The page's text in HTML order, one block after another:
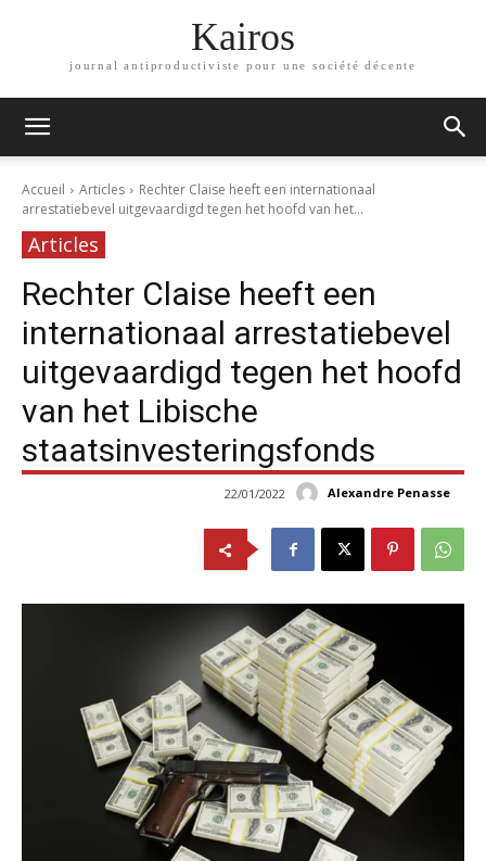
Kairos
journal antiproductiviste pour une société décente
Accueil Articles
Rechter Claise heeft een internationaal
arrestatiebevel uitgevaardigd tegen het hoofd van het...
Articles
Rechter Claise heeft een
internationaal arrestatiebevel
uitgevaardigd tegen het hoofd
van het Libische
staatsinvesteringsfonds
Alexandre Penasse
22/01/2022